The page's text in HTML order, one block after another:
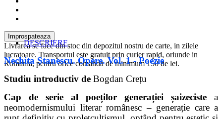
Livrarea se face din stoc din depozitul nostru de carte, in zilele
lucratoare. Transportul este gratuit prin curier rapid, oriunde in
Romania, pentru orice comanda de minimum 150 de lei.
DESCRIERE
Nechita Stanescu. Opere. Vol. 1 - Poezie
Studiu introductiv de Bogdan Crețu
Cap de serie al poeților generației șaizeciste a
neomodernismului literar românesc – generație care a